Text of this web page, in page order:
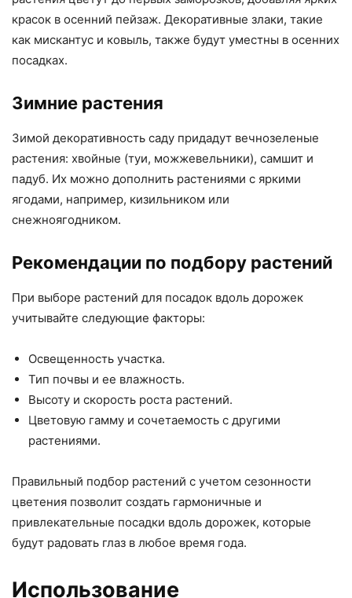
красок в осенний пейзаж. Декоративные злаки, такие
как мискантус и ковыль, также будут уместны в осенних
посадках.
Зимние растения
Зимой декоративность саду придадут вечнозеленые
растения: хвойные (туи, можжевельники), самшит и
падуб. Их можно дополнить растениями с яркими
ягодами, например, кизильником или
снежноягодником.
Рекомендации по подбору растений
При выборе растений для посадок вдоль дорожек
учитывайте следующие факторы:
Освещенность участка.
Тип почвы и ее влажность.
Высоту и скорость роста растений.
Цветовую гамму и сочетаемость с другими
растениями.
Правильный подбор растений с учетом сезонности
цветения позволит создать гармоничные и
привлекательные посадки вдоль дорожек, которые
будут радовать глаз в любое время года.
Использование